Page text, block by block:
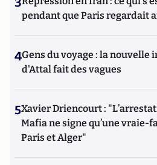
pendant que Paris regardait
4Gens du voyage : la nouvelle
d'Attal fait des vagues
5Xavier Driencourt :
Mafia ne signe qu’une vraie-
Paris et Alger"